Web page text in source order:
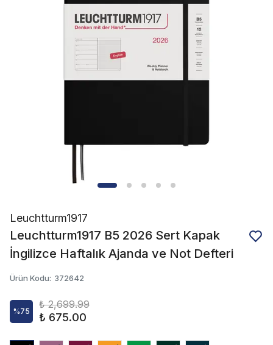
Leuchtturm1917
Leuchtturm1917 B5 2026 Sert Kapak
İngilizce Haftalık Ajanda ve Not Defteri
Ürün Kodu: 372642
%75
₺ 2,699.99
₺ 675.00